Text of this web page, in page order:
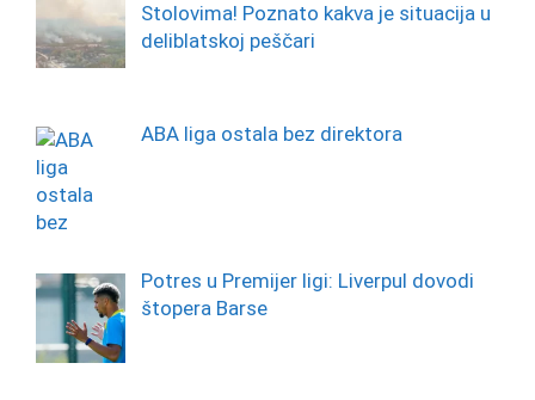
Stolovima! Poznato kakva je situacija u
deliblatskoj peščari
ABA liga ostala bez direktora
Potres u Premijer ligi: Liverpul dovodi
štopera Barse